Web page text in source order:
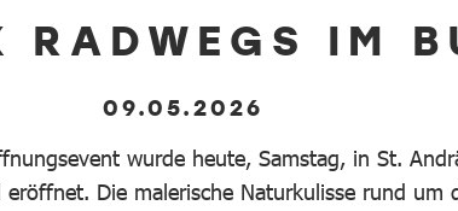
RADWEGS IM
09.05.2026
wurde heute, Samstag, in St.
Die malerische Naturkulisse rund um